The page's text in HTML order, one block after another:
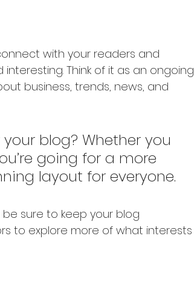
with your readers and
Think of it as an ongoing
business, trends, news, and
blog? Whether you
going for a more
layout for everyone.
sure to keep your blog
to explore more of what interests